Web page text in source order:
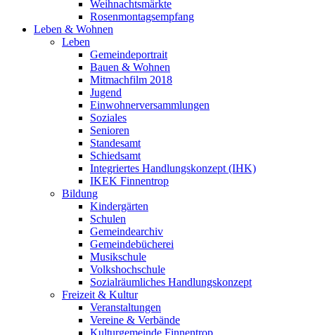
Weihnachtsmärkte
Rosenmontagsempfang
Leben & Wohnen
Leben
Gemeindeportrait
Bauen & Wohnen
Mitmachfilm 2018
Jugend
Einwohnerversammlungen
Soziales
Senioren
Standesamt
Schiedsamt
Integriertes Handlungskonzept (IHK)
IKEK Finnentrop
Bildung
Kindergärten
Schulen
Gemeindearchiv
Gemeindebücherei
Musikschule
Volkshochschule
Sozialräumliches Handlungskonzept
Freizeit & Kultur
Veranstaltungen
Vereine & Verbände
Kulturgemeinde Finnentrop